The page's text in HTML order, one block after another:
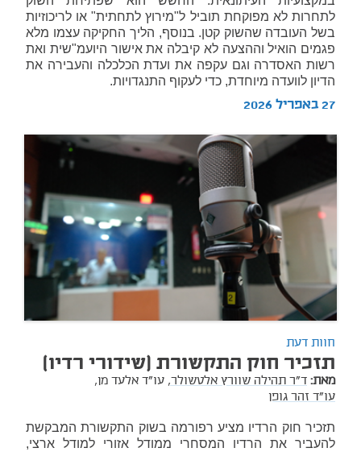
לתחרות לא מפוקחת תוביל ל"מירוץ לתחתית" או לריכוזיות
בשל העובדה שהשוק קטן. בנוסף, הליך החקיקה עצמו מלא
פגמים הואיל וההצעה לא קיבלה את אישור היועמ"שית ואת
רשות האסדרה וגם עקפה את ועדת הכלכלה והעבירה את
הדיון לוועדה מיוחדת, כדי לעקוף התנגדויות.
27 באפריל 2026
חוות דעת
תזכיר חוק התקשורת (שידורי רדיו)
מאת: ד"ר תהילה שוורץ אלטשולר, עו"ד אלעד מן,
עו"ד זהר גופן
תזכיר חוק הרדיו מציע רפורמה בשוק התקשורת המבקשת
להעביר את הרדיו המסחרי ממודל אזורי למודל ארצי,